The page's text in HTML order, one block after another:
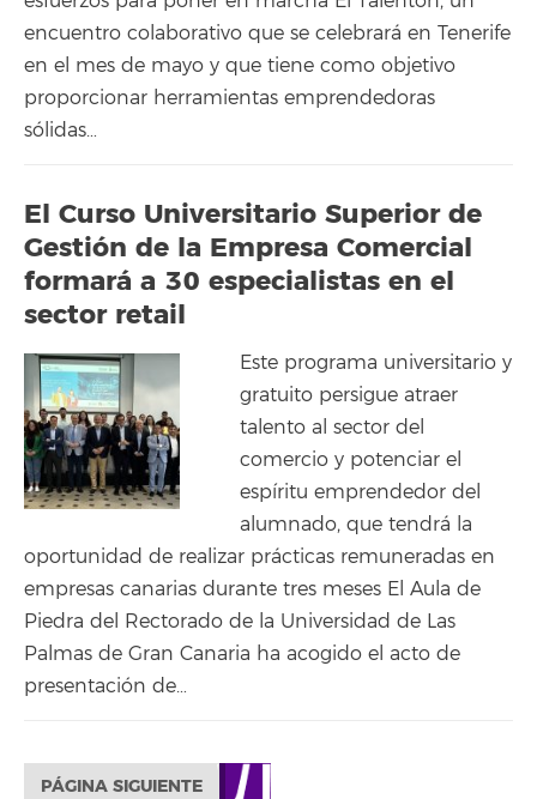
encuentro colaborativo que se celebrará en Tenerife
en el mes de mayo y que tiene como objetivo
proporcionar herramientas emprendedoras
sólidas…
El Curso Universitario Superior de
Gestión de la Empresa Comercial
formará a 30 especialistas en el
sector retail
Este programa universitario y
gratuito persigue atraer
talento al sector del
comercio y potenciar el
espíritu emprendedor del
alumnado, que tendrá la
oportunidad de realizar prácticas remuneradas en
empresas canarias durante tres meses El Aula de
Piedra del Rectorado de la Universidad de Las
Palmas de Gran Canaria ha acogido el acto de
presentación de…
PÁGINA SIGUIENTE